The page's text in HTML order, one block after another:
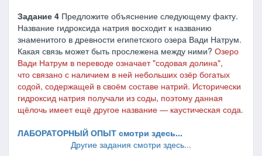
Задание 4 Предложите объяснение следующему факту.
Название гидроксида натрия восходит к названию
знаменитого в древности египетского озера Вади Натрум.
Какая связь может быть прослежена между ними? Озеро
Вади Натрум в переводе означает "содовая долина",
что связано с наличием в ней небольших озёр богатых
содой, содержащей в своём составе натрий. Исторически
гидроксид натрия получали из соды, поэтому данная
щёлочь имеет ещё другое название ― каустическая сода.
ЛАБОРАТОРНЫЙ ОПЫТ смотри здесь...
Другие задания смотри здесь...